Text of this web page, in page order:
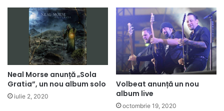
Neal Morse anunță „Sola
Gratia”, un nou album solo
iulie 2, 2020
Volbeat anunță un nou
album live
octombrie 19, 2020